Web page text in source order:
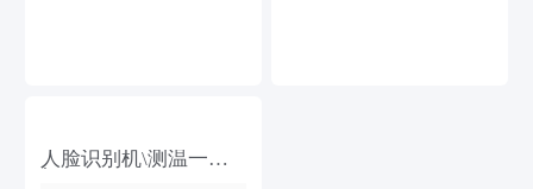
人脸识别机\测温一体